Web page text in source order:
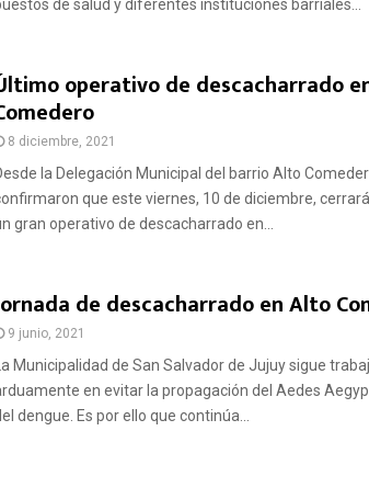
de salud y diferentes instituciones barriales...
operativo de descacharrado
8 diciembre, 2021
la Delegación Municipal del barrio Alto
que este viernes, 10 de diciembre,
gran operativo de descacharrado en...
de descacharrado en Alto
9 junio, 2021
Municipalidad de San Salvador de Jujuy sigue
en evitar la propagación del Aedes
dengue. Es por ello que continúa...